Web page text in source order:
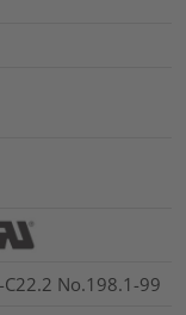
C22.2 No.198.1-99